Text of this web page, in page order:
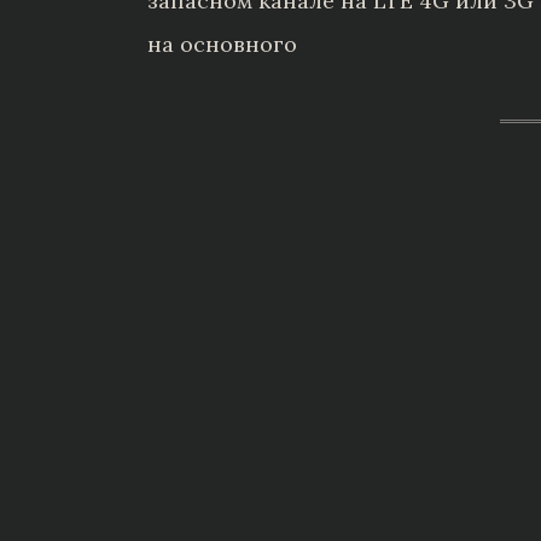
на основного